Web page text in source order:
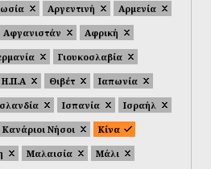
Αργεντινή
Αρμενία
Αφγανιστάν
Αφρική
Γιουκοσλαβία
Η.Π.Α Θιβέτ
Ιαπωνία
Ισπανία
Ισραήλ
Κανάριοι Νήσοι
Κίνα
Μαλαισία
Μάλι